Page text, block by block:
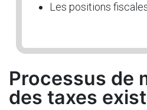
Les positions
Processus de
des taxes